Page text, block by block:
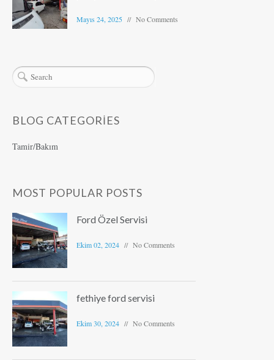
Mayıs 24, 2025 No Comments
BLOG CATEGORIES
Tamir/Bakım
MOST POPULAR POSTS
Ford Özel Servisi
Ekim 02, 2024 No Comments
fethiye ford servisi
Ekim 30, 2024 No Comments